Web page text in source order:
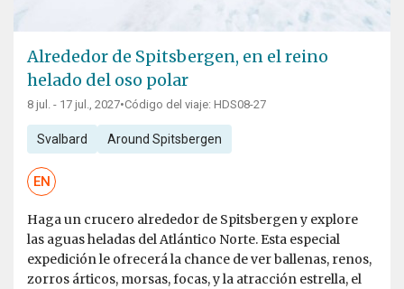
Alrededor de Spitsbergen, en el reino
helado del oso polar
8 jul. - 17 jul., 2027•Código del viaje: HDS08-27
Svalbard Around Spitsbergen
EN
Haga un crucero alrededor de Spitsbergen y explore
las aguas heladas del Atlántico Norte. Esta especial
expedición le ofrecerá la chance de ver ballenas, renos,
zorros árticos, morsas, focas, y la atracción estrella, el